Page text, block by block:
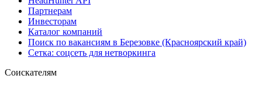
Партнерам
Инвесторам
Каталог компаний
Поиск по вакансиям в Березовке (Красноярский край)
Сетка: соцсеть для нетворкинга
Соискателям